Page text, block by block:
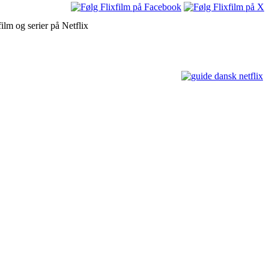
og serier på Netflix